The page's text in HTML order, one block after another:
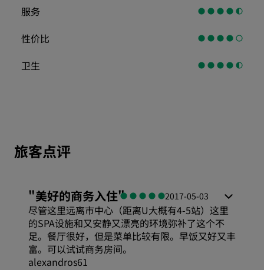
服务
性价比
卫生
旅客点评
"美好的商务入住" 2017-05-03
尽管这里远离市中心（距离U大概有4-5站）这里
的SPA设施和又安静又漂亮的环境弥补了这个不
足。餐厅很好，但是菜单比较有限。早饭又好又丰
富。可以试试商务房间。
alexandros61